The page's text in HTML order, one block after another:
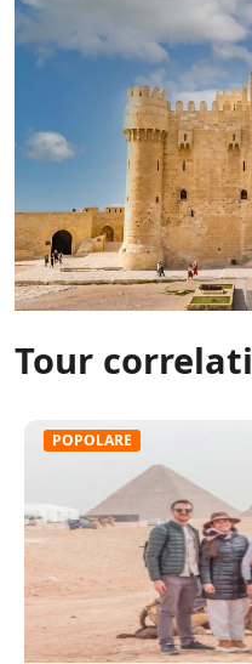
Tour correlati
POPOLARE